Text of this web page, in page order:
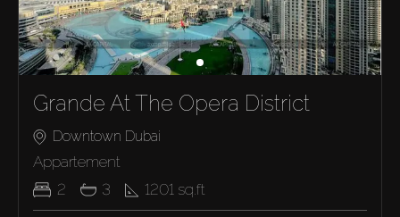
Grande At The Opera District
Downtown Dubai
Appartement
2
3 1201 sq.ft